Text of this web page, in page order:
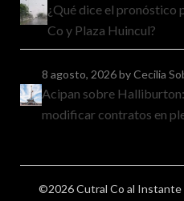
¿Qué dice el pronóstico
Co y Plaza Huincul?
8 agosto, 2026by Cecilia
Acipan sobre
modificar contratos en
©2026 Cutral Co al Instante